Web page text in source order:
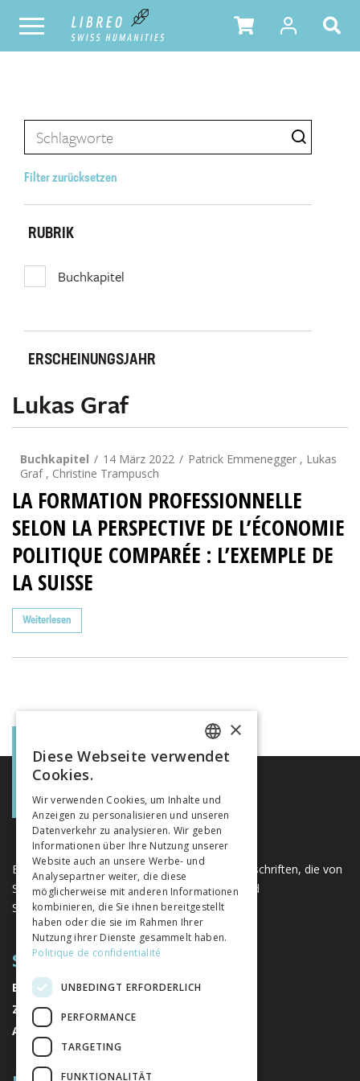
Filter zurücksetzen
RUBRIK
Buchkapitel
ERSCHEINUNGSJAHR
Lukas Graf
Buchkapitel 14 März 2022
Patrick Emmenegger , Lukas
Graf , Christine Trampusch
LA FORMATION PROFESSIONNELLE
SELON LA PERSPECTIVE DE L’ÉCONOMIE
POLITIQUE COMPARÉE : L’EXEMPLE DE
LA SUISSE
Weiterlesen
Eine einzigartige Plattform für Bücher und Zeitschriften, die von
Schweizer Verlagen im Bereich der Geistes- und
Sozialwissenschaften herausgegeben werden.
SITEMAP
BÜCHER
ZEITSCHRIFTEN
AUTOREN
FRENCH
ITALIAN
×
Diese Webseite verwendet
Cookies.
Wir verwenden Cookies, um Inhalte und
Anzeigen zu personalisieren und unseren
Datenverkehr zu analysieren. Wir geben
Informationen über Ihre Nutzung unserer
Website auch an unsere Werbe- und
Analysepartner weiter, die diese
möglicherweise mit anderen Informationen
kombinieren, die Sie ihnen bereitgestellt
haben oder die sie im Rahmen Ihrer
Nutzung ihrer Dienste gesammelt haben.
Politique de confidentialité
UNBEDINGT ERFORDERLICH
PERFORMANCE
TARGETING
FUNKTIONALITÄT